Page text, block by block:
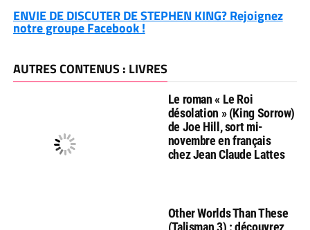
ENVIE DE DISCUTER DE STEPHEN KING? Rejoignez
notre groupe Facebook !
AUTRES CONTENUS : LIVRES
Le roman « Le Roi
désolation » (King Sorrow)
de Joe Hill, sort mi-
novembre en français
chez Jean Claude Lattes
Other Worlds Than These
(Talisman 3) : découvrez